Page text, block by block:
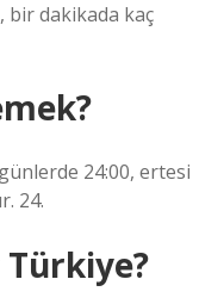
bir dakikada kaç
günlerde 24:00, ertesi
24.